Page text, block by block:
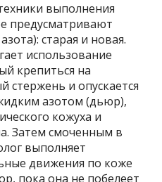
выполнения
предусматривают
старая и новая.
использование
крепиться на
стержень и опускается
азотом (дьюр),
кожуха и
Затем смоченным в
выполняет
движения по коже
пока она не побелеет